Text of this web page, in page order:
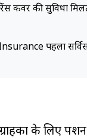
कवर की सुविधा
पहला
के लिए